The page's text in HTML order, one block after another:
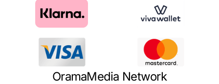
OramaMedia Network